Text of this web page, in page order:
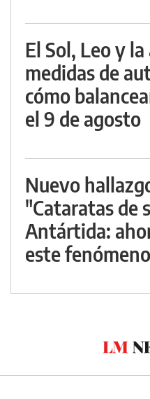
El Sol, Leo y
medidas de
cómo
el 9 de agosto
Nuevo
"Cataratas de
Antártida:
este